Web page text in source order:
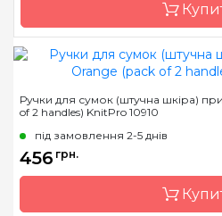
Країна виробник
Ручки для сумок (штучна шкіра)
of 2 handles) KnitPro 10910
під замовлення 2-5 днів
456 грн.